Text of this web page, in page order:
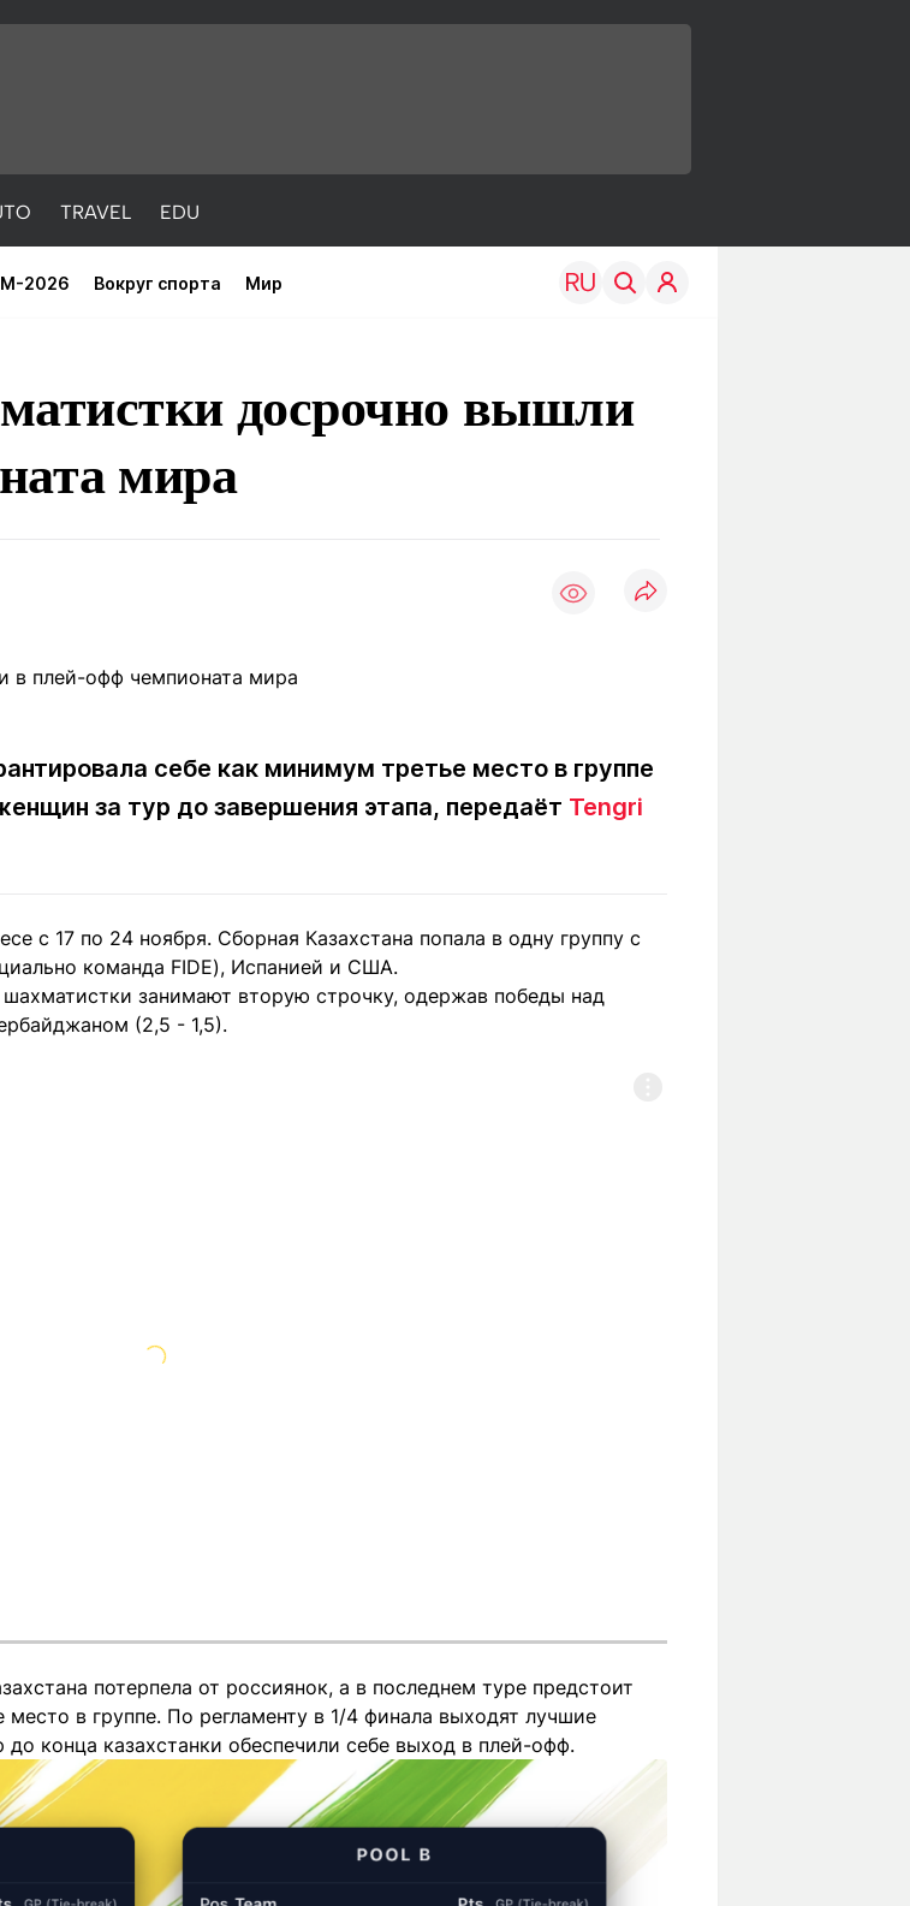
TRAVEL EDU
2026 Вокруг спорта Мир
Учебные
Вакансии Реклама Пресс-центр Светлая тема
досрочно вышли
мира
себе как минимум третье место в группе
за тур до завершения этапа, передаёт Tengri
с 17 по 24 ноября. Сборная Казахстана попала в одну группу с
команда FIDE), Испанией и США.
занимают вторую строчку, одержав победы над
(2,5 - 1,5).
потерпела от россиянок, а в последнем туре предстоит
в группе. По регламенту в 1/4 финала выходят лучшие
конца казахстанки обеспечили себе выход в плей-офф.